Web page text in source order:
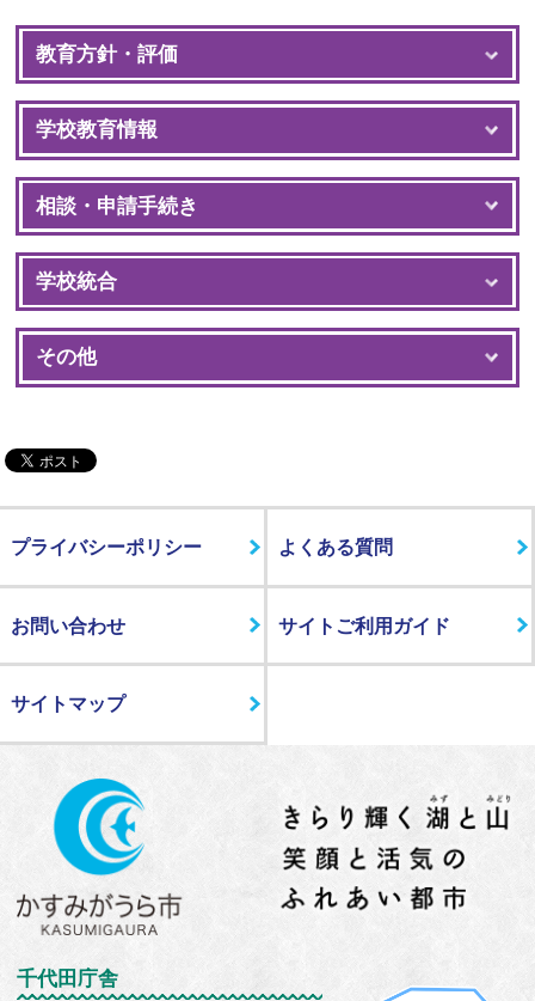
教育方針・評価
学校教育情報
相談・申請手続き
学校統合
その他
プライバシーポリシー よくある質問
お問い合わせ サイトご利用ガイド
サイトマップ
千代田庁舎